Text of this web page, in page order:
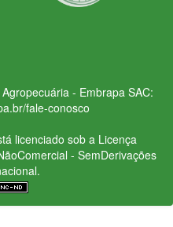
- Embrapa SAC:
fale-conosco
licenciado sob a Licença
- SemDerivações